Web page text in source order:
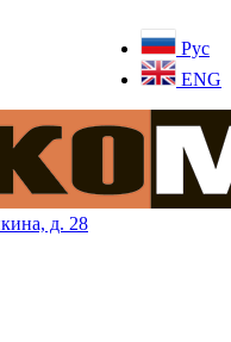
Рус
ENG
д. 28